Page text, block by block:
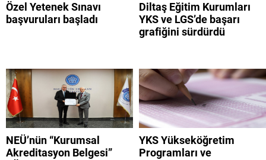
Özel Yetenek Sınavı
başvuruları başladı
Diltaş Eğitim Kurumları
YKS ve LGS’de başarı
grafiğini sürdürdü
NEÜ’nün “Kurumsal
Akreditasyon Belgesi”
YKS Yükseköğretim
Programları ve